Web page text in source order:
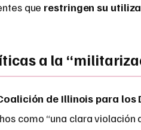
que restringen su
a la
de Illinois para los
como “una clara violación